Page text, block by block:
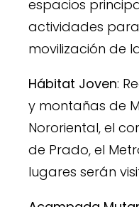
espacios
actividades
movilización de
Hábitat Joven:
y montañas de
Nororiental, el
de Prado, el
lugares serán